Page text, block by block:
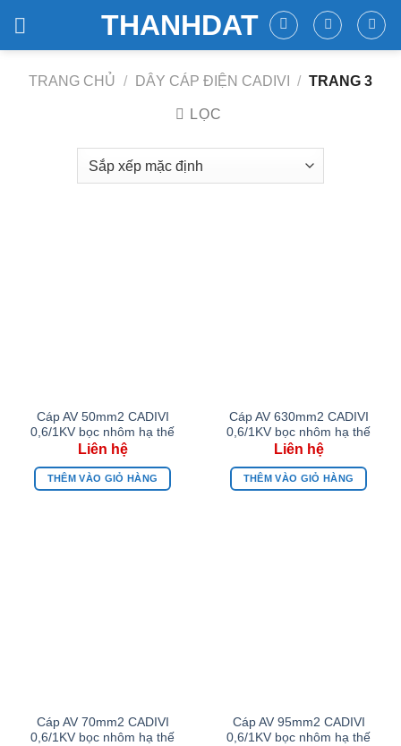
content
THANHDAT
TRANG CHỦ / DÂY CÁP ĐIỆN CADIVI / TRANG 3
LỌC
Cáp AV 50mm2 CADIVI
0,6/1KV bọc nhôm hạ thế
THÊM VÀO GIỎ HÀNG
Cáp AV 630mm2 CADIVI
0,6/1KV bọc nhôm hạ thế
THÊM VÀO GIỎ HÀNG
Cáp AV 70mm2 CADIVI
0,6/1KV bọc nhôm hạ thế
Cáp AV 95mm2 CADIVI
0,6/1KV bọc nhôm hạ thế